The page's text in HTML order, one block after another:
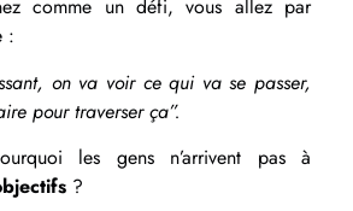
comme un défi, vous allez par
:
on va voir ce qui va se passer,
pour traverser ça”.
les gens n’arrivent pas à
?